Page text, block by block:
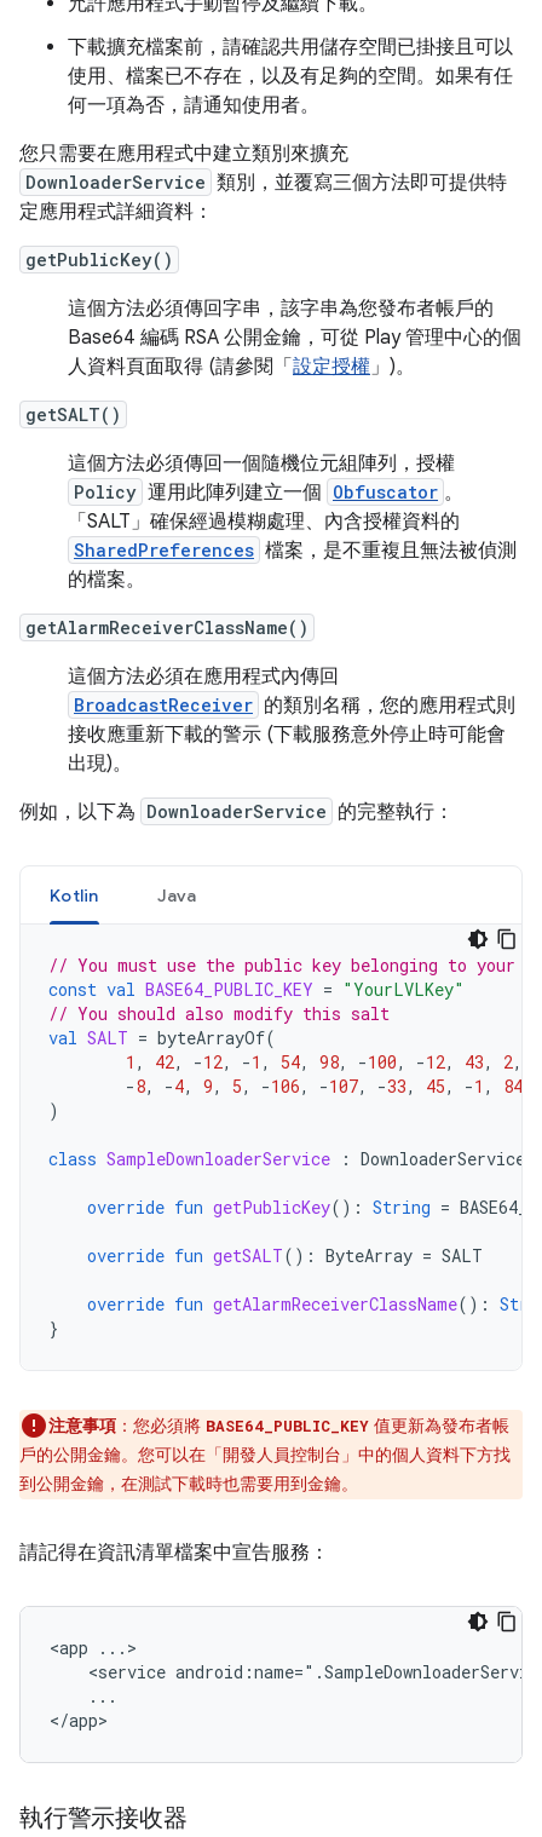
下載擴充檔案前，請確認共用儲存空間已掛接且可以
使用、檔案已不存在，以及有足夠的空間。如果有任
何一項為否，請通知使用者。
您只需要在應用程式中建立類別來擴充
DownloaderService 類別，並覆寫三個方法即可提供特
定應用程式詳細資料：
getPublicKey()
這個方法必須傳回字串，該字串為您發布者帳戶的
Base64 編碼 RSA 公開金鑰，可從 Play 管理中心的個
人資料頁面取得 (請參閱「 設定授權」)。
getSALT()
這個方法必須傳回一個隨機位元組陣列，授權
Policy 運用此陣列建立一個 Obfuscator 。
「SALT」確保經過模糊處理、內含授權資料的
SharedPreferences 檔案，是不重複且無法被偵測
的檔案。
getAlarmReceiverClassName()
這個方法必須在應用程式內傳回
BroadcastReceiver 的類別名稱，您的應用程式則
接收應重新下載的警示 (下載服務意外停止時可能會
出現)。
例如，以下為 DownloaderService 的完整執行：
Kotlin Java
// You must use the public key belonging to your
const val BASE64_PUBLIC_KEY = "YourLVLKey"
// You should also modify this salt
val SALT = byteArrayOf(
1 , 42, -12, -1 , 54, 98, -100, -12, 43, 2,
-8, -4, 9, 5, -106, -107, -33, 45, -1 ,
84
)
class SampleDownloaderService : DownloaderService
override fun getPublicKey(): String =
override fun getSALT(): ByteArray = SALT
override fun getAlarmReceiverClassName():
}
注意事項 ：您必須將 BASE64_PUBLIC_KEY 值更新為發布者帳
戶的公開金鑰。您可以在「開發人員控制台」中的個人資料下方找
到公開金鑰，在測試下載時也需要用到金鑰。
請記得在資訊清單檔案中宣告服務：
<app
<service
...
</app>
執行警示接收器